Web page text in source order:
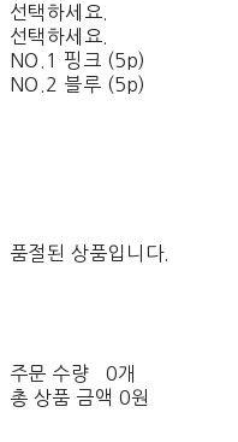
선택하세요.
선택하세요.
NO.1 핑크 (5p)
NO.2 블루 (5p)
품절된 상품입니다.
주문 수량
0개
총 상품 금액 0원